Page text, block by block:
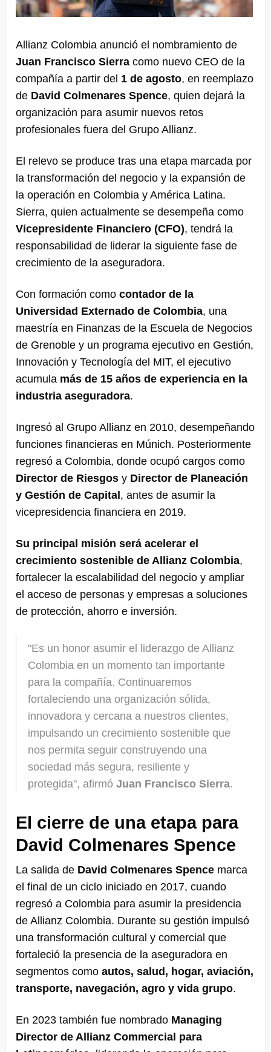
Allianz Colombia anunció el nombramiento de
Juan Francisco Sierra como nuevo CEO de la
compañía a partir del 1 de agosto, en reemplazo
de David Colmenares Spence, quien dejará la
organización para asumir nuevos retos
profesionales fuera del Grupo Allianz.
El relevo se produce tras una etapa marcada por
la transformación del negocio y la expansión de
la operación en Colombia y América Latina.
Sierra, quien actualmente se desempeña como
Vicepresidente Financiero (CFO), tendrá la
responsabilidad de liderar la siguiente fase de
crecimiento de la aseguradora.
Con formación como contador de la
Universidad Externado de Colombia, una
maestría en Finanzas de la Escuela de Negocios
de Grenoble y un programa ejecutivo en Gestión,
Innovación y Tecnología del MIT, el ejecutivo
acumula más de 15 años de experiencia en la
industria aseguradora.
Ingresó al Grupo Allianz en 2010, desempeñando
funciones financieras en Múnich. Posteriormente
regresó a Colombia, donde ocupó cargos como
Director de Riesgos y Director de Planeación
y Gestión de Capital , antes de asumir la
vicepresidencia financiera en 2019.
Su principal misión será acelerar el
crecimiento sostenible de Allianz Colombia,
fortalecer la escalabilidad del negocio y ampliar
el acceso de personas y empresas a soluciones
de protección, ahorro e inversión.
"Es un honor asumir el liderazgo de Allianz
Colombia en un momento tan importante
para la compañía. Continuaremos
fortaleciendo una organización sólida,
innovadora y cercana a nuestros clientes,
impulsando un crecimiento sostenible que
nos permita seguir construyendo una
sociedad más segura, resiliente y
protegida", afirmó Juan Francisco Sierra.
El cierre de una etapa para
David Colmenares Spence
La salida de David Colmenares Spence marca
el final de un ciclo iniciado en 2017, cuando
regresó a Colombia para asumir la presidencia
de Allianz Colombia. Durante su gestión impulsó
una transformación cultural y comercial que
fortaleció la presencia de la aseguradora en
segmentos como autos, salud, hogar, aviación,
transporte, navegación, agro y vida grupo.
En 2023 también fue nombrado Managing
Director de Allianz Commercial para